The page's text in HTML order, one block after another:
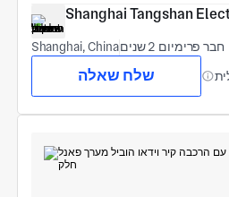
Shanghai Tangshan
Shanghai, China חבר פרימיום 2 שנים
שלח שאלה